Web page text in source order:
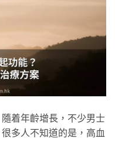
着年齡增長，不少男士
多人不知道的是，高血